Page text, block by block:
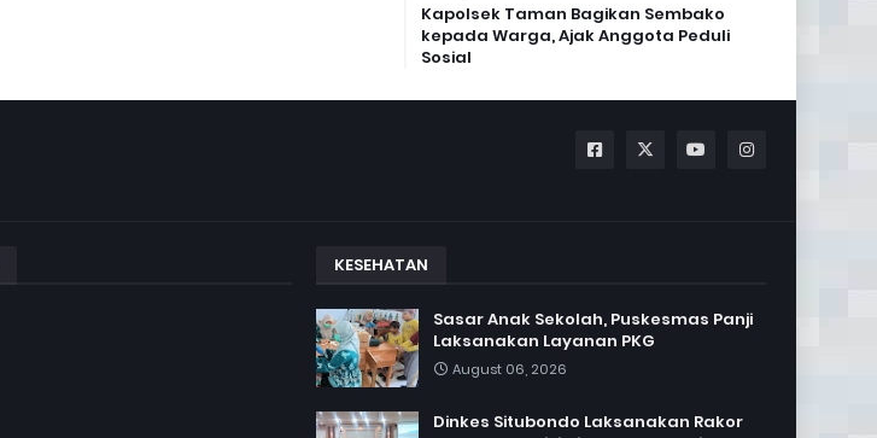
Kapolsek Taman Bagikan Sembako
kepada Warga, Ajak Anggota Peduli
Sosial
KESEHATAN
Sasar Anak Sekolah, Puskesmas Panji
Laksanakan Layanan PKG
August 06, 2026
Dinkes Situbondo Laksanakan Rakor